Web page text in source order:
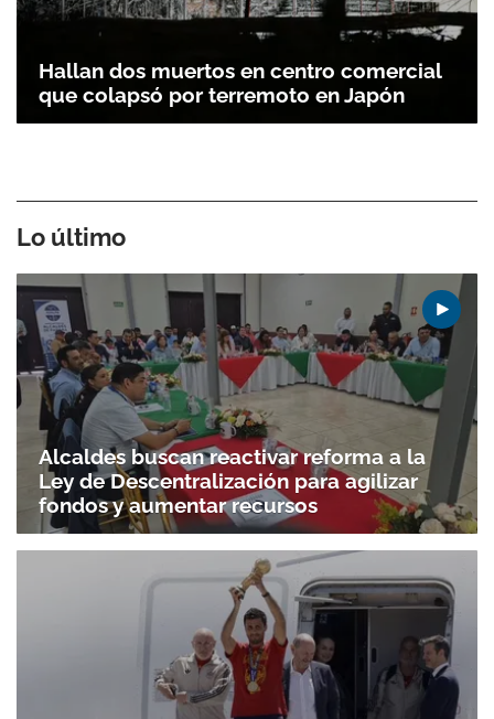
Hallan dos muertos en centro comercial
que colapsó por terremoto en Japón
Lo último
Alcaldes buscan reactivar reforma a la
Ley de Descentralización para agilizar
fondos y aumentar recursos